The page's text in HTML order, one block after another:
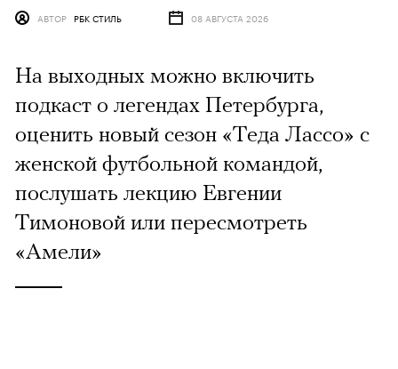
АВТОР РБК СТИЛЬ 08 АВГУСТА 2026
На выходных можно включить
подкаст о легендах Петербурга,
оценить новый сезон «Теда Лассо» с
женской футбольной командой,
послушать лекцию Евгении
Тимоновой или пересмотреть
«Амели»